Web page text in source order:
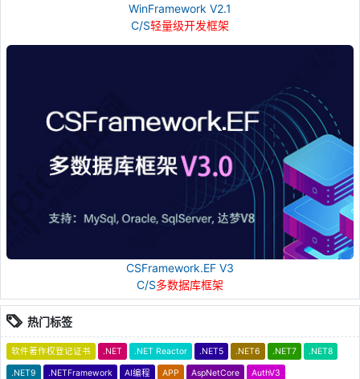
WinFramework V2.1
C/S轻量级开发框架
CSFramework.EF V3
C/S多数据库框架
热门标签
软件著作权登记证书 .NET .NET Reactor .NET5 .NET6 .NET7 .NET8
.NET9 .NETFramework AI编程 APP AspNetCore AuthV3